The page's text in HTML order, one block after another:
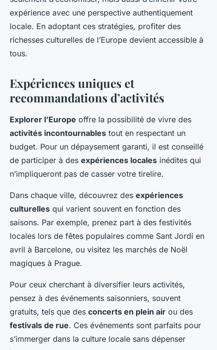
expérience avec une perspective authentiquement
locale. En adoptant ces stratégies, profiter des
richesses culturelles de l’Europe devient accessible à
tous.
Expériences uniques et
recommandations d’activités
Explorer l’Europe offre la possibilité de vivre des
activités incontournables tout en respectant un
budget. Pour un dépaysement garanti, il est conseillé
de participer à des expériences locales inédites qui
n’impliqueront pas de casser votre tirelire.
Dans chaque ville, découvrez des expériences
culturelles qui varient souvent en fonction des
saisons. Par exemple, prenez part à des festivités
locales lors de fêtes populaires comme Sant Jordi en
avril à Barcelone, ou visitez les marchés de Noël
magiques à Prague.
Pour ceux cherchant à diversifier leurs activités,
pensez à des événements saisonniers, souvent
gratuits, tels que des concerts en plein air ou des
festivals de rue. Ces événements sont parfaits pour
s’immerger dans la culture locale sans dépenser